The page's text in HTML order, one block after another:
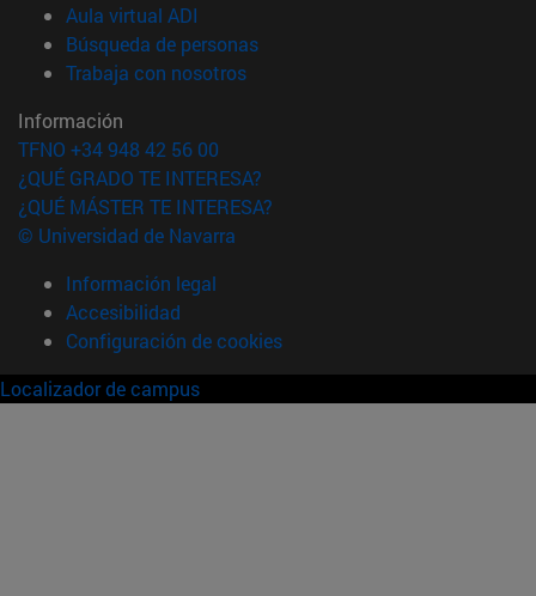
Aula virtual ADI
Búsqueda de personas(abre en nueva ventana)
Trabaja con nosotros(abre en nueva ventana)
Información
TFNO +34 948 42 56 00
¿QUÉ GRADO TE INTERESA?
¿QUÉ MÁSTER TE INTERESA?
© Universidad de Navarra
Información legal
Accesibilidad
Configuración de cookies
Localizador de campus